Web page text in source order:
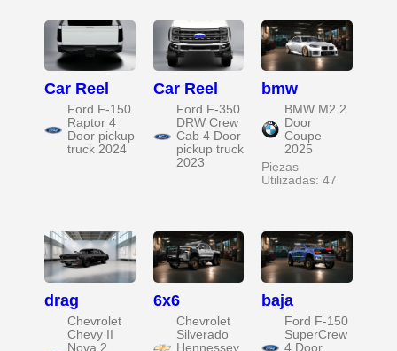
Car Reel
Ford F-150
Raptor 4
Door pickup
truck 2024
Car Reel
Ford F-350
DRW Crew
Cab 4 Door
pickup truck
2023
bmw
BMW M2 2
Door
Coupe
2025
Piezas
Utilizadas: 47
drag
Chevrolet
Chevy II
Nova 2
6x6
Chevrolet
Silverado
Hennessey
baja
Ford F-150
SuperCrew
4 Door